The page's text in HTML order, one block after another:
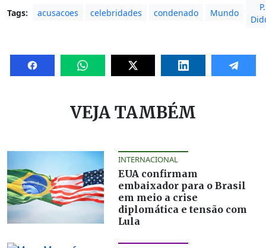
Tags: acusacoes celebridades condenado Mundo
P.
VEJA TAMBÉM
INTERNACIONAL
EUA confirmam
embaixador para o Brasil
em meio a crise
diplomática e tensão com
Lula